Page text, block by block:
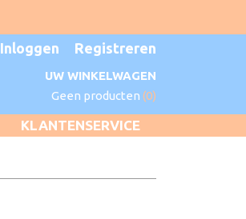
Inloggen Registreren
UW WINKELWAGEN
Geen producten (0)
KLANTENSERVICE